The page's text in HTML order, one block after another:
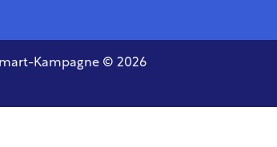
Kampagne © 2026